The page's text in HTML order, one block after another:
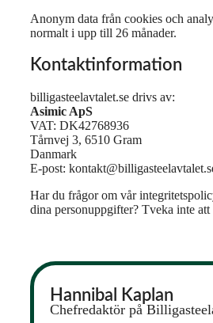
Anonym data från cookies och
normalt i upp till 26 månader.
Kontaktinformation
billigasteelavtalet.se drivs av:
Asimic ApS
VAT: DK42768936
Tårnvej 3, 6510 Gram
Danmark
E-post:
Har du frågor om vår
dina personuppgifter? Tveka inte
Hannibal Kaplan
Chefredaktör på